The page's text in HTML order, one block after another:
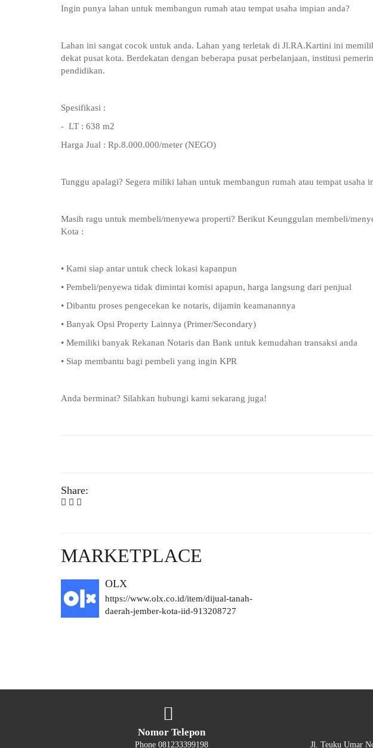
Ingin punya lahan untuk membangun rumah atau tempat usaha impian anda?
Lahan ini sangat cocok untuk anda. Lahan yang terletak di Jl.RA.Kartini ini
dekat pusat kota. Berdekatan dengan beberapa pusat perbelanjaan, institusi
pendidikan.
Spesifikasi :
- LT : 638 m2
Harga Jual : Rp.8.000.000/meter (NEGO)
Tunggu apalagi? Segera miliki lahan untuk membangun rumah atau tempat usaha
Masih ragu untuk membeli/menyewa properti? Berikut Keunggulan membeli/
Kota :
• Kami siap antar untuk check lokasi kapanpun
• Pembeli/penyewa tidak dimintai komisi apapun, harga langsung dari penjual
• Dibantu proses pengecekan ke notaris, dijamin keamanannya
• Banyak Opsi Property Lainnya (Primer/Secondary)
• Memiliki banyak Rekanan Notaris dan Bank untuk kemudahan transaksi anda
• Siap membantu bagi pembeli yang ingin KPR
Anda berminat? Silahkan hubungi kami sekarang juga!
Share:
MARKETPLACE
OLX
https://www.olx.co.id/item/dijual-tanah-
daerah-jember-kota-iid-913208727
Nomor Telepon
Phone 081233399198 Jl. Teuku Umar